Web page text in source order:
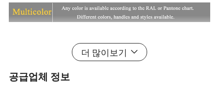
더 많이보기
공급업체 정보